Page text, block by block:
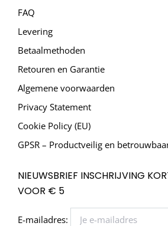
FAQ
Levering
Betaalmethoden
Retouren en Garantie
Algemene voorwaarden
Privacy Statement
Cookie Policy (EU)
GPSR – Productveilig en
NIEUWSBRIEF INSCHRIJVING
VOOR € 5
E-mailadres: